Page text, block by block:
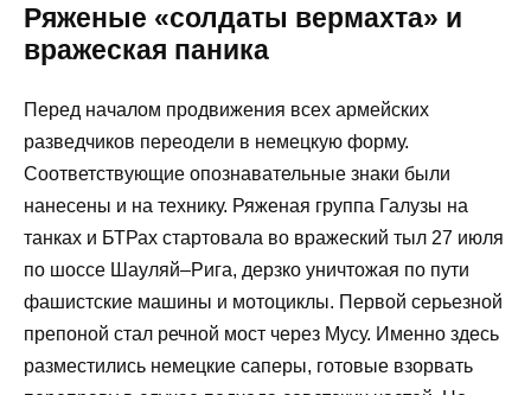
Ряженые «солдаты вермахта» и
вражеская паника
Перед началом продвижения всех армейских
разведчиков переодели в немецкую форму.
Соответствующие опознавательные знаки были
нанесены и на технику. Ряженая группа Галузы на
танках и БТРах стартовала во вражеский тыл 27 июля
по шоссе Шауляй–Рига, дерзко уничтожая по пути
фашистские машины и мотоциклы. Первой серьезной
препоной стал речной мост через Мусу. Именно здесь
разместились немецкие саперы, готовые взорвать